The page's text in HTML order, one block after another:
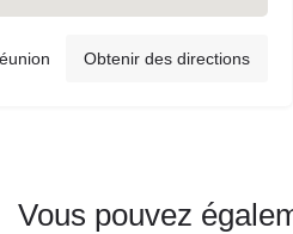
Obtenir des directions
Vous pouvez